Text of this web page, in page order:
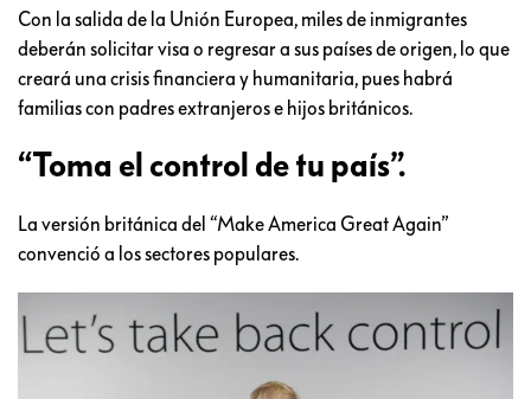
Las reglas de inmigración y libre tránsito de Unión Europea
favorecieron la llegada de inmigrantes a Inglaterra. De
hecho la población inmigrante pasó de3.8 millones en 1993 a
8.3 millones en 2014 .
La retórica antiinmigrante incrementó el rechazo a los
extranjeros a tal grado que un estudio de Oxford reveló que
el 77% de los británicos pensaba que
el número de
inmigrantes debía reducirse
Con la salida de la Unión Europea, miles de inmigrantes
deberán solicitar visa o regresar a sus países de origen, lo que
creará una crisis financiera y humanitaria, pues habrá
familias con padres extranjeros e hijos británicos.